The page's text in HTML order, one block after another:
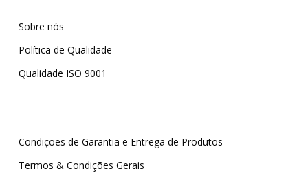
Sobre nós
Política de Qualidade
Qualidade ISO 9001
Condições de Garantia e Entrega de Produtos
Termos & Condições Gerais